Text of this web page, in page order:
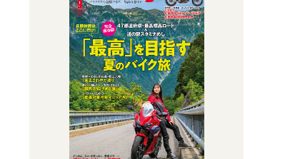
村山モータースのカタログに記載されたラインアッ